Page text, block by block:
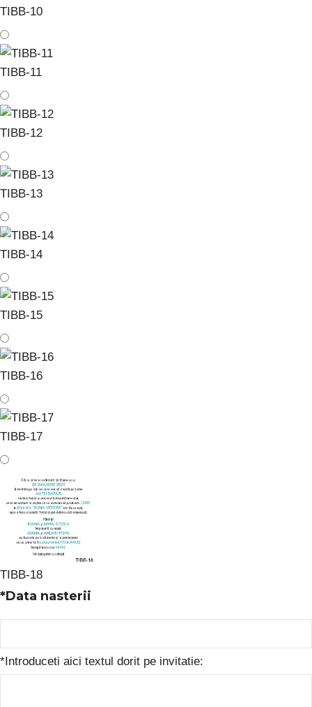
TIBB-10
TIBB-11
TIBB-12
TIBB-13
TIBB-14
TIBB-15
TIBB-16
TIBB-17
TIBB-18
*Data nasterii
*Introduceti aici textul dorit pe invitatie: